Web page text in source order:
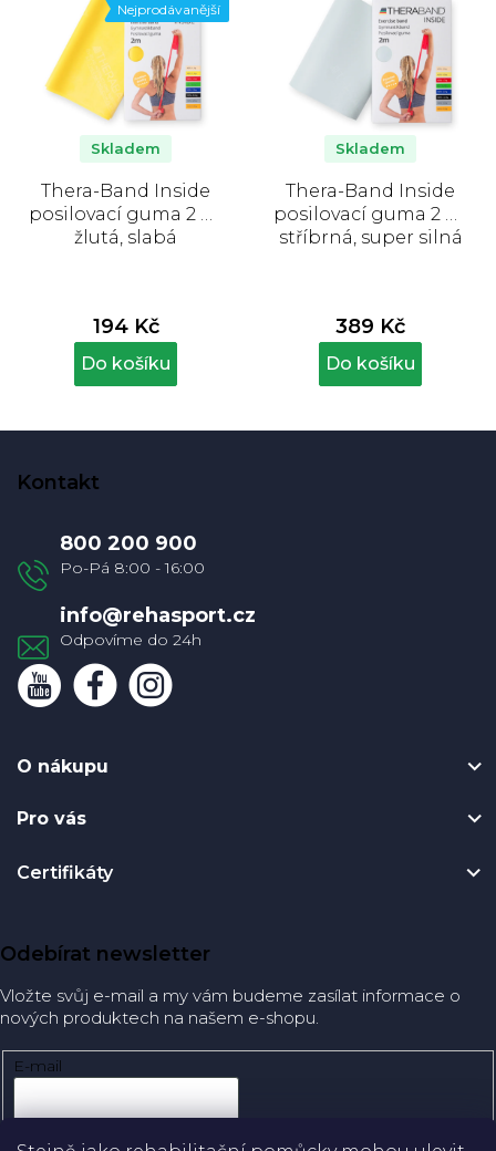
Nejprodávanější
Thera-Band Inside
posilovací guma 2 m,
žlutá, slabá
Skladem
194 Kč
Do košíku
Thera-Band Inside
posilovací guma 2 m,
stříbrná, super silná
Skladem
389 Kč
Do košíku
Kontakt
info@rehasport.cz
800 200 900
O nákupu
Pro vás
Certifikáty
Odebírat newsletter
Vložte svůj e-mail a my vám budeme zasílat informace o
nových produktech na našem e-shopu.
E-mail